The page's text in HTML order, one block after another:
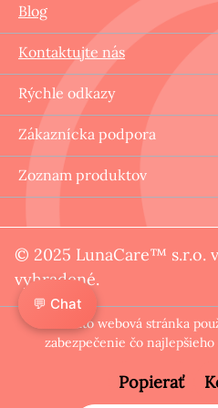
Blog
Kontaktujte nás
Rýchle odkazy
Zákaznícka podpora
Zoznam produktov
© 2025 LunaCare™ s.r.o.
vyhradené.
Táto webová stránka
zabezpečenie čo najlepšieho
Popierať
💬 Chat